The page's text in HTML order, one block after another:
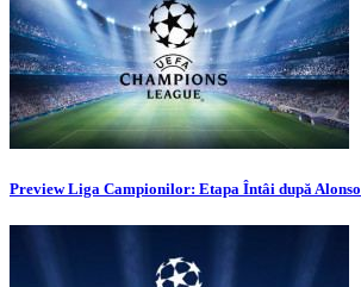
Preview Liga Campionilor: Etapa Întâi după Alonso